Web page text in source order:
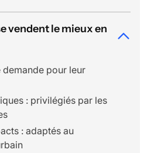
vendent le mieux en
pour leur
: privilégiés par les
: adaptés au